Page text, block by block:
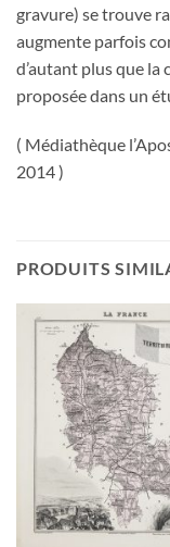
gravure) se trouve
augmente parfois
d’autant plus que la
proposée dans un
( Médiathèque
2014 )
PRODUITS